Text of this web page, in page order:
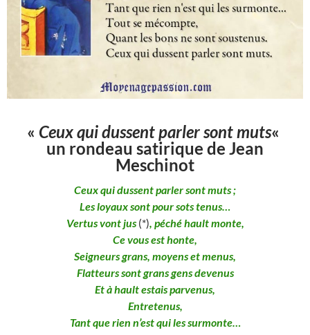
« Ceux qui dussent parler sont muts«
un rondeau satirique de Jean
Meschinot
Ceux qui dussent parler sont muts ;
Les loyaux sont pour sots tenus…
Vertus vont jus (*), péché hault monte,
Ce vous est honte,
Seigneurs grans, moyens et menus,
Flatteurs sont grans gens devenus
Et à hault estais parvenus,
Entretenus,
Tant que rien n’est qui les surmonte…